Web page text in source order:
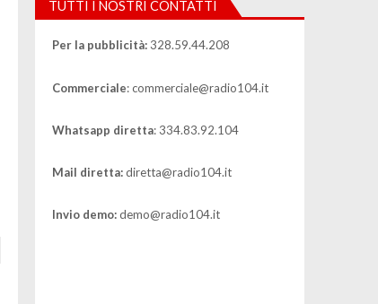
TUTTI I NOSTRI CONTATTI
Per la pubblicità:328.59.44.208
Commerciale: commerciale@radio104.it
Whatsapp diretta: 334.83.92.104
Mail diretta:diretta@radio104.it
Invio demo:demo@radio104.it